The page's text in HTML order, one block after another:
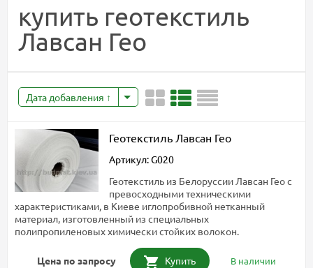
купить геотекстиль
Лавсан Гео
Дата добавления
Геотекстиль Лавсан Гео
Артикул: G020
Геотекстиль из Белоруссии Лавсан Гео с
превосходными техническими
характеристиками, в Киеве иглопробивной нетканный
материал, изготовленный из специальных
полипропиленовых химически стойких волокон.
Цена по запросу Купить В наличии